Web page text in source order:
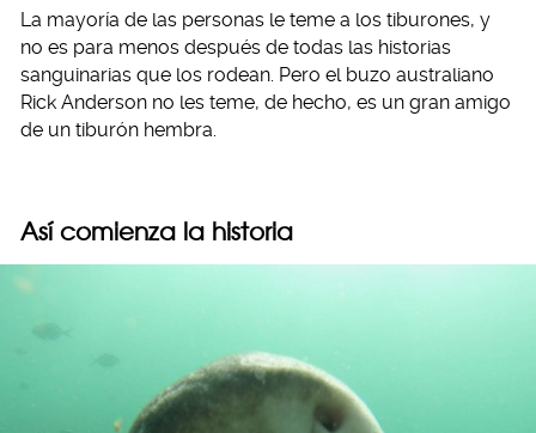
La mayoría de las personas le teme a los tiburones, y
no es para menos después de todas las historias
sanguinarias que los rodean. Pero el buzo australiano
Rick Anderson no les teme, de hecho, es un gran amigo
de un tiburón hembra.
Así comienza la historia